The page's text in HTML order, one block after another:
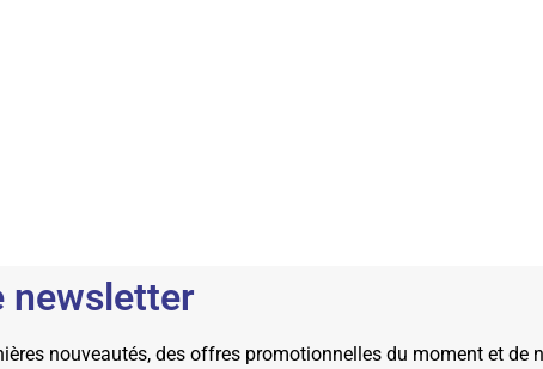
newsletter
nouveautés, des offres promotionnelles du moment et de